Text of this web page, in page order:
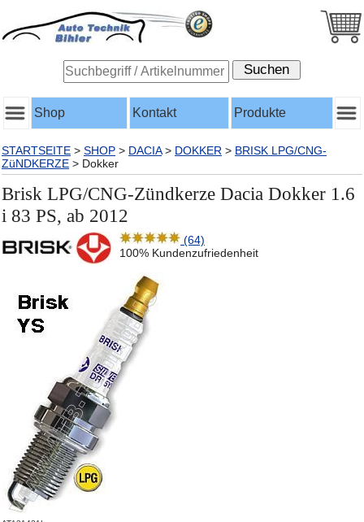
Shop Kontakt Produkte
STARTSEITE > SHOP > DACIA > DOKKER > BRISK LPG/CNG-
ZüNDKERZE > Dokker
Brisk LPG/CNG-Zündkerze Dacia Dokker 1.6
i 83 PS, ab 2012
(64)
100% Kundenzufriedenheit